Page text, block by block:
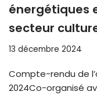
énergétiques
secteur
13 décembre 2024
Compte-rendu de
2024Co-organisé